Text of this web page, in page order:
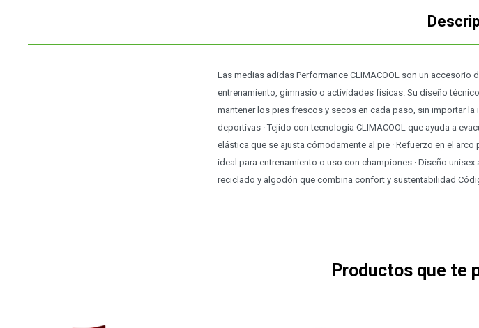
Las medias adidas Performance CLIMACOOL son un accesorio
entrenamiento, gimnasio o actividades físicas. Su diseño
mantener los pies frescos y secos en cada paso, sin importar la
deportivas · Tejido con tecnología CLIMACOOL que ayuda a
elástica que se ajusta cómodamente al pie · Refuerzo en el
ideal para entrenamiento o uso con championes · Diseño
reciclado y algodón que combina confort y sustentabilidad
Productos que te